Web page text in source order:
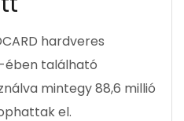
hardveres
található
mintegy 88,6 millió
el.